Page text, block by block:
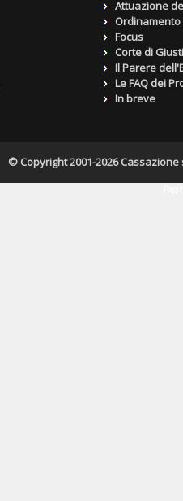
Attuazione
Focus
Corte di
Il Parere
Le FAQ dei
In breve
© Copyright 2001-2026 Cassazione